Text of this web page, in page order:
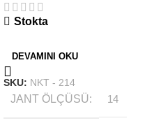
Stokta
DEVAMINI OKU
SKU: NKT - 214
JANT ÖLÇÜSÜ 14